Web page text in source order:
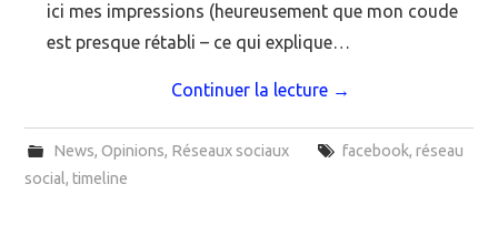
ici mes impressions (heureusement que mon coude
est presque rétabli – ce qui explique…
Continuer la lecture →
News, Opinions, Réseaux sociaux facebook, réseau
social, timeline